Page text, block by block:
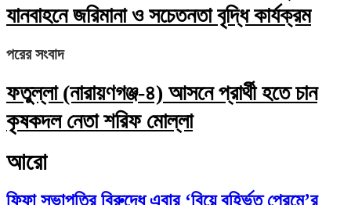
যানবাহনে জরিমানা ও সচেতনতা বৃদ্ধি কার্যক্রম
পরের সংবাদ
ফতুল্লা (নারায়ণগঞ্জ-৪) আসনে প্রার্থী হতে চান
কৃষকদল নেতা শরিফ মোল্লা
আরো
ফিফা সভাপতির বিরুদ্ধে এবার ‘বিয়ে বহির্ভূত প্রেমে’র